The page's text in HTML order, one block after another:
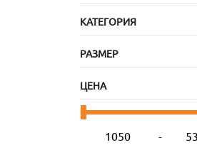
КАТЕГОРИЯ
РАЗМЕР
ЦЕНА
-